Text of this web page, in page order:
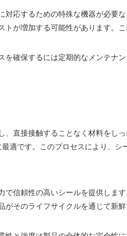
応するための特殊な機器が必要
が増加する可能性があります。
確保するには定期的なメンテナン
直接接触することなく材料をし
適です。このプロセスにより、シ
信頼性の高いシールを提供しま
そのライフサイクルを通じて新